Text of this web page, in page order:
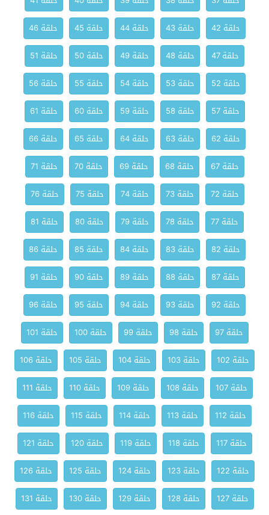
حلقة 42
حلقة 43 حلقة 44 حلقة 45
حلقة 46
حلقة 47
حلقة 48 حلقة 49 حلقة 50
حلقة 51
حلقة 52
حلقة 53 حلقة 54 حلقة 55
حلقة 56
حلقة 57
حلقة 58 حلقة 59 حلقة 60
حلقة 61
حلقة 62
حلقة 63 حلقة 64 حلقة 65
حلقة 66
حلقة 67
حلقة 68 حلقة 69 حلقة 70
حلقة 71
حلقة 72
حلقة 73 حلقة 74 حلقة 75
حلقة 76
حلقة 77
حلقة 78 حلقة 79 حلقة 80
حلقة 81
حلقة 82
حلقة 83 حلقة 84 حلقة 85
حلقة 86
حلقة 87
حلقة 88 حلقة 89 حلقة 90
حلقة 91
حلقة 92
حلقة 93 حلقة 94 حلقة 95
حلقة 96
حلقة 97
حلقة 98 حلقة 99 حلقة 100
حلقة 101
حلقة 102
حلقة 103 حلقة 104 حلقة 105
حلقة 106
حلقة 107
حلقة 108 حلقة 109 حلقة 110
حلقة 111
حلقة 112
حلقة 113 حلقة 114 حلقة 115
حلقة 116
حلقة 117
حلقة 118 حلقة 119 حلقة 120
حلقة 121
حلقة 122
حلقة 123 حلقة 124 حلقة 125
حلقة 126
حلقة 127
حلقة 128 حلقة 129 حلقة 130 حلقة 131